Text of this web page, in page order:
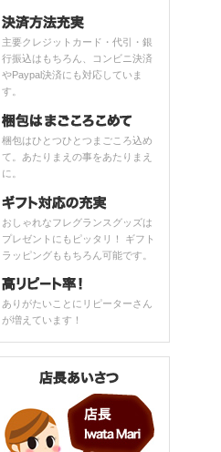
主要クレジットカード・代引・銀
行振込はもちろん、コンビニ決済
やPaypal決済にも対応していま
す。
梱包はひとつひとつまごころ込め
て。あたりまえの事をあたりまえ
に。
おしゃれなフレグランスグッズは
プレゼントにもピッタリ！ ギフト
ラッピングももちろん可能です。
ありがたいことにリピーターさん
が増えています！